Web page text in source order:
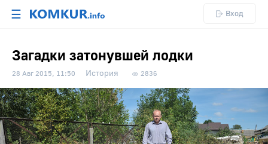
☰ Вход
Загадки затонувшей лодки
28 Авг 2015, 11:50 История 2836